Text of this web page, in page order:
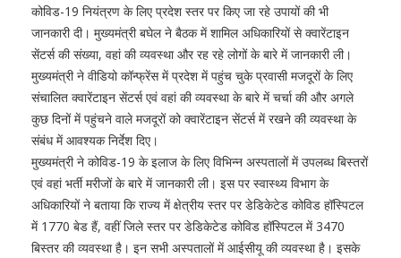
कोविड-19 नियंत्रण के लिए प्रदेश स्तर पर किए जा रहे उपायों की भी
जानकारी दी। मुख्यमंत्री बघेल ने बैठक में शामिल अधिकारियों से क्वारेंटाइन
सेंटर्स की संख्या, वहां की व्यवस्था और रह रहे लोगों के बारे में जानकारी ली।
मुख्यमंत्री ने वीडियो कॉन्फ्रेंस में प्रदेश में पहुंच चुके प्रवासी मजदूरों के लिए
संचालित क्वारेंटाइन सेंटर्स एवं वहां की व्यवस्था के बारे में चर्चा की और अगले
कुछ दिनों में पहुंचने वाले मजदूरों को क्वारेंटाइन सेंटर्स में रखने की व्यवस्था के
संबंध में आवश्यक निर्देश दिए।
मुख्यमंत्री ने कोविड-19 के इलाज के लिए विभिन्न अस्पतालों में उपलब्ध बिस्तरों
एवं वहां भर्ती मरीजों के बारे में जानकारी ली। इस पर स्वास्थ्य विभाग के
अधिकारियों ने बताया कि राज्य में क्षेत्रीय स्तर पर डेडिकेटेड कोविड हॉस्पिटल
में 1770 बेड हैं, वहीं जिले स्तर पर डेडिकेटेड कोविड हॉस्पिटल में 3470
बिस्तर की व्यवस्था है। इन सभी अस्पतालों में आईसीयू की व्यवस्था है। इसके